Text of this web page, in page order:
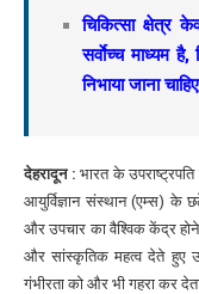
चिकित्सा क्षेत्र
सर्वाेच्च माध्यम
निभाया जाना
देहरादून :भारत के
आयुर्विज्ञान संस्थान (एम्स) के
और उपचार का वैश्विक केंद्र
और सांस्कृतिक महत्व देते हुए
गंभीरता को और भी गहरा कर